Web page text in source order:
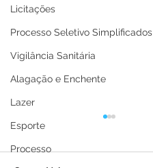
Licitações
Processo Seletivo Simplificados
Vigilância Sanitária
Alagação e Enchente
Lazer
Esporte
Processo